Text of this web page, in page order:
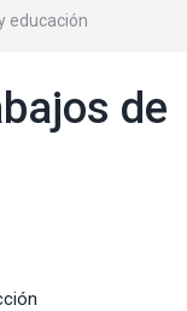
educación
de